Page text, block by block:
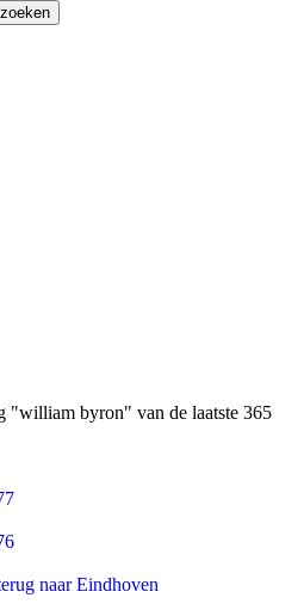
"william byron" van de laatste 365
naar Eindhoven